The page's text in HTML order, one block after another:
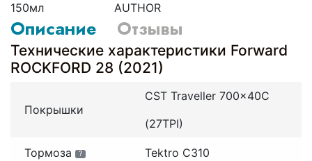
150мл
AUTHOR
Описание Отзывы
Технические характеристики Forward
ROCKFORD 28 (2021)
Покрышки
CST Traveller 700x40C
(27TPI)
Тормоза ? Tektro C310